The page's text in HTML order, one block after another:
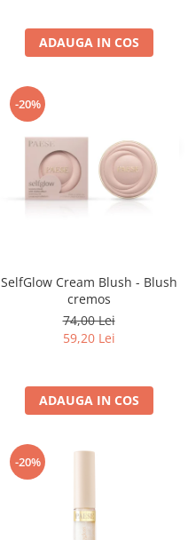
ADAUGA IN COS
-20%
SelfGlow Cream Blush - Blush
cremos
74,00 Lei
59,20 Lei
ADAUGA IN COS
-20%